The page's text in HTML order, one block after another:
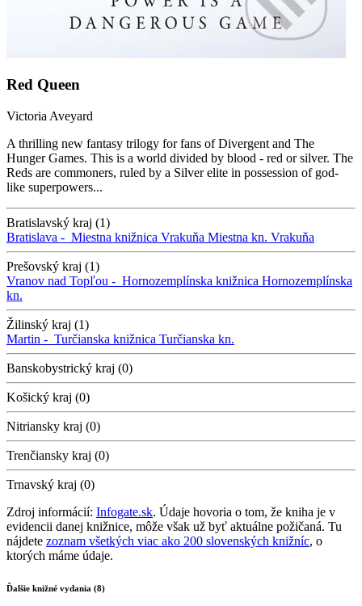
Red Queen
Victoria Aveyard
A thrilling new fantasy trilogy for fans of Divergent and The
Hunger Games. This is a world divided by blood - red or silver. The
Reds are commoners, ruled by a Silver elite in possession of god-
like superpowers...
Bratislavský kraj (1)
Bratislava - Miestna knižnica Vrakuňa Miestna kn. Vrakuňa
Prešovský kraj (1)
Vranov nad Topľou - Hornozemplínska knižnica Hornozemplínska
kn.
Žilinský kraj (1)
Martin - Turčianska knižnica Turčianska kn.
Banskobystrický kraj (0)
Košický kraj (0)
Nitriansky kraj (0)
Trenčiansky kraj (0)
Trnavský kraj (0)
Zdroj informácií: Infogate.sk. Údaje hovoria o tom, že kniha je v
evidencii danej knižnice, môže však už byť aktuálne požičaná. Tu
nájdete zoznam všetkých viac ako 200 slovenských knižníc, o
ktorých máme údaje.
Ďalšie knižné vydania (8)